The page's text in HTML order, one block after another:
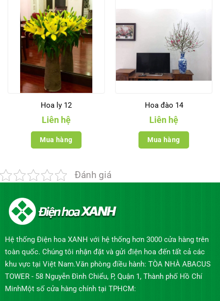
Hoa ly 12
Liên hệ
Mua hàng
Hoa đào 14
Liên hệ
Mua hàng
Đánh giá
Hệ thống Điện hoa XANH với hệ thống hơn 3000 cửa hàng trên
toàn quốc. Chúng tôi nhận đặt và gửi điện hoa đến tất cả các
khu vực tại Việt Nam.Văn phòng điều hành: TÒA NHÀ ABACUS
TOWER - 58 Nguyễn Đình Chiểu, P, Quận 1, Thành phố Hồ Chí
MinhMột số cửa hàng chính tại TPHCM: